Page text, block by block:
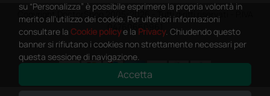
Copyright DoctorShop 2005-2026 - Tutti diritti riservati - P.IVA
04760660961
su “Personalizza” è possibile esprimere la propria volontà in
merito all'utilizzo dei cookie. Per ulteriori informazioni
consultare la Cookie policye la Privacy. Chiudendo questo
banner si rifiutano i cookies non strettamente necessari per
questa sessione di navigazione.
Accetta